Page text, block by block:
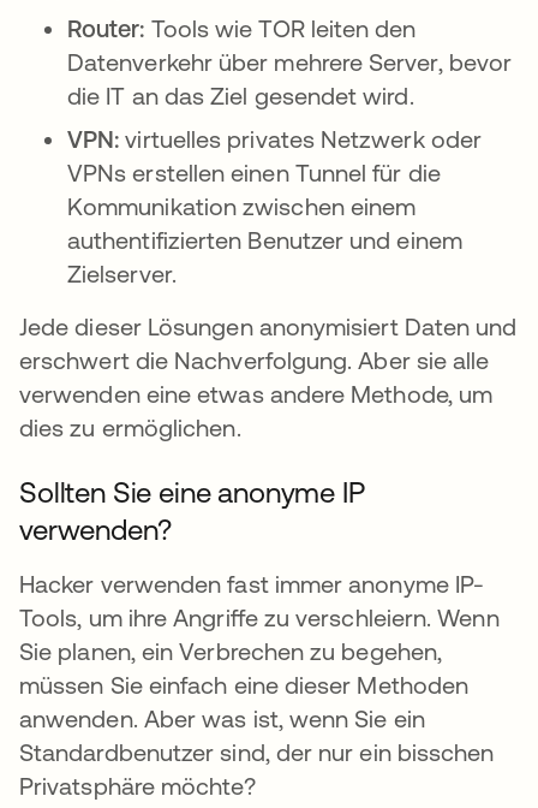
Router: Tools wie TOR leiten den
Datenverkehr über mehrere Server, bevor
die IT an das Ziel gesendet wird.
VPN:virtuelles privates Netzwerk oder
VPNs erstellen einen Tunnel für die
Kommunikation zwischen einem
authentifizierten Benutzer und einem
Zielserver.
Jede dieser Lösungen anonymisiert Daten und
erschwert die Nachverfolgung. Aber sie alle
verwenden eine etwas andere Methode, um
dies zu ermöglichen.
Sollten Sie eine anonyme IP
verwenden?
Hacker verwenden fast immer anonyme IP-
Tools, um ihre Angriffe zu verschleiern. Wenn
Sie planen, ein Verbrechen zu begehen,
müssen Sie einfach eine dieser Methoden
anwenden. Aber was ist, wenn Sie ein
Standardbenutzer sind, der nur ein bisschen
Privatsphäre möchte?